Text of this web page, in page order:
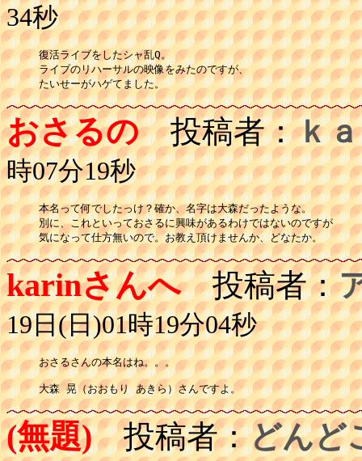
34秒
復活ライブをしたシャ乱Q。
ライブのリハーサルの映像をみたのですが、
たいせーがハゲてました。
おさるの投稿者：ｋ
時07分19秒
本名って何でしたっけ？確か、名字は大森だったような。
別に、これといっておさるに興味があるわけではないのですが
気になって仕方無いので。お教え頂けませんか、どなたか。
karinさんへ投稿者：
19日(日)01時19分04秒
おさるさんの本名はね。。。
大森 晃（おおもり あきら）さんですよ。
(無題)投稿者：どんど